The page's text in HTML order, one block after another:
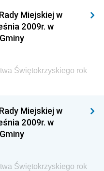
Głównej Policji
i Polityki
Transportu, Budownictwa
Zagranicznych
Biura
Miejskiej w
2009r. w
Świętokrzyskiego rok
Miejskiej w
2009r. w
Świętokrzyskiego rok